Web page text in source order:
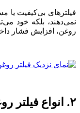
فیلترهای بی‌کیفیت یا
نمی‌دهند، بلکه خود
روغن، افزایش فشار
۲. انواع فیلتر روغن و تفاوت‌های آن‌ها